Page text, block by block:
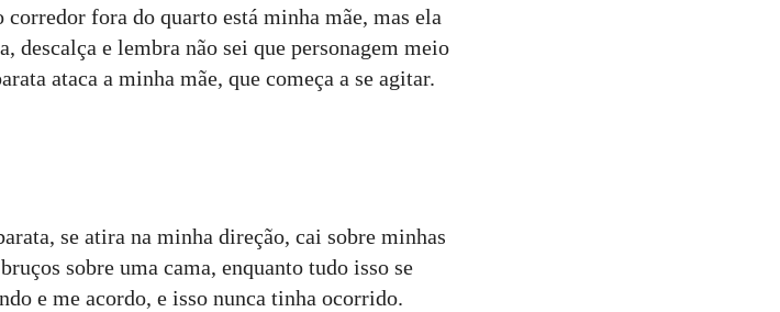
fora do quarto está minha mãe, mas ela
descalça e lembra não sei que personagem meio
ataca a minha mãe, que começa a se agitar.
se atira na minha direção, cai sobre minhas
sobre uma cama, enquanto tudo isso se
e me acordo, e isso nunca tinha ocorrido.